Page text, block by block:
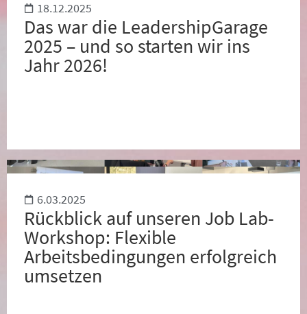
18.12.2025
Das war die LeadershipGarage
2025 – und so starten wir ins
Jahr 2026!
6.03.2025
Rückblick auf unseren Job Lab-
Workshop: Flexible
Arbeitsbedingungen erfolgreich
umsetzen